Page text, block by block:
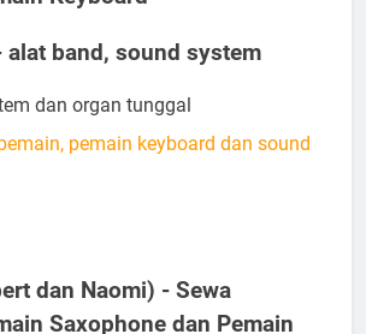
alat band, sound system
dan organ tunggal
pemain keyboard dan sound
dan Naomi) - Sewa
Saxophone dan Pemain